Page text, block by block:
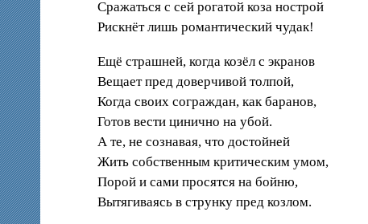
Сражаться с сей рогатой коза нострой
Рискнёт лишь романтический чудак!
Ещё страшней, когда козёл с экранов
Вещает пред доверчивой толпой,
Когда своих сограждан, как баранов,
Готов вести цинично на убой.
А те, не сознавая, что достойней
Жить собственным критическим умом,
Порой и сами просятся на бойню,
Вытягиваясь в струнку пред козлом.